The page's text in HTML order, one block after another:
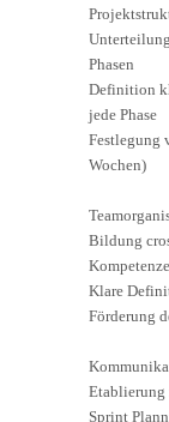
Phasen
Definition
jede Phase
Festlegung
Wochen)
Bildung
Klare
Förderung
Etablierung
Sprint